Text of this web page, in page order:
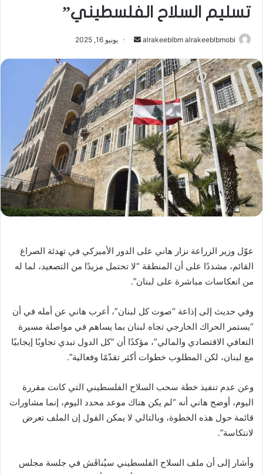
تسليم السلاح الفلسطيني”
alrakeeblbm alrakeeblbmobi
أرسل
إلكترونيا
يونيو 16, 2025
عوّل وزير الزراعة نزار هاني على الدور الأميركي في تهدئة الصراع
القائم، مشددًا على أن المنطقة “لا تحتمل مزيدًا من التصعيد، لما له
من انعكاسات مباشرة على لبنان”.
وفي حديث إلى إذاعة “صوت كل لبنان”، أعرب هاني عن أمله في أن
“يستمر الحراك الخارجي تجاه لبنان بما يساهم في مواصلة مسيرة
التعافي الاقتصادي والمالي”، مؤكدًا أن “كل الدول تبدي تجاوبًا إيجابيًا
مع لبنان، لكن المطلوب خطوات أكثر تقدّمًا وفعالية”.
وعن عدم تنفيذ خطة سحب السلاح الفلسطيني التي كانت مقررة
اليوم، أوضح هاني أنه “لم يكن هناك موعد محدد اليوم، إنما مشاورات
قائمة حول هذه الخطوة، وبالتالي لا يمكن القول إن الملف تعرض
لانتكاسة”.
وأشار إلى أن ملف السلاح الفلسطيني سيُناقَش في جلسة مجلس